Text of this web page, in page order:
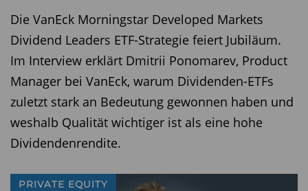
Die VanEck Morningstar Developed Markets
Dividend Leaders ETF-Strategie feiert Jubiläum.
Im Interview erklärt Dmitrii Ponomarev, Product
Manager bei VanEck, warum Dividenden-ETFs
zuletzt stark an Bedeutung gewonnen haben und
weshalb Qualität wichtiger ist als eine hohe
Dividendenrendite.
PRIVATE EQUITY